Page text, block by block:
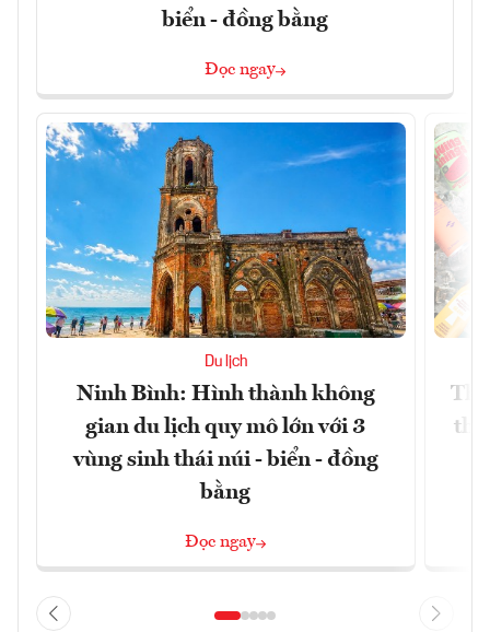
biển - đồng bằng
Đọc ngay
Du lịch
Ninh Bình: Hình thành không
gian du lịch quy mô lớn với 3
vùng sinh thái núi - biển - đồng
bằng
Đọc ngay